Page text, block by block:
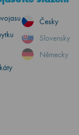
Česky
Slovensky
Německy